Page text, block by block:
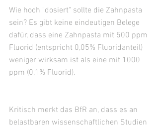
Wie hoch "dosiert" sollte die Zahnpasta
sein? Es gibt keine eindeutigen Belege
dafür, dass eine Zahnpasta mit 500 ppm
Fluorid (entspricht 0,05% Fluoridanteil)
weniger wirksam ist als eine mit 1000
ppm (0,1% Fluorid).
Kritisch merkt das BfR an, dass es an
belastbaren wissenschaftlichen Studien